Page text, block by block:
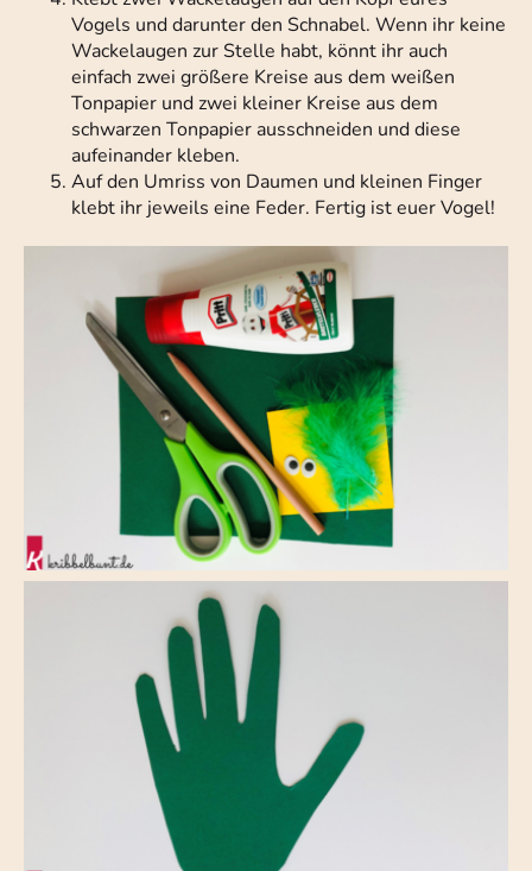
Vogels und darunter den Schnabel. Wenn ihr keine
Wackelaugen zur Stelle habt, könnt ihr auch
einfach zwei größere Kreise aus dem weißen
Tonpapier und zwei kleiner Kreise aus dem
schwarzen Tonpapier ausschneiden und diese
aufeinander kleben.
Auf den Umriss von Daumen und kleinen Finger
klebt ihr jeweils eine Feder. Fertig ist euer Vogel!